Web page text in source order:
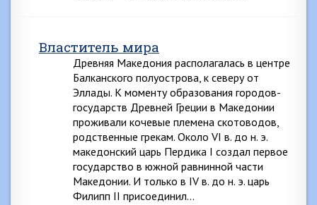
Властитель мира
Древняя Македония располагалась в центре
Балканского полуострова, к северу от
Эллады. К моменту образования городов-
государств Древней Греции в Македонии
проживали кочевые племена скотоводов,
родственные грекам. Около VI в. до н. э.
македонский царь Пердика I создал первое
государство в южной равнинной части
Македонии. И только в IV в. до н. э. царь
Филипп II присоединил…